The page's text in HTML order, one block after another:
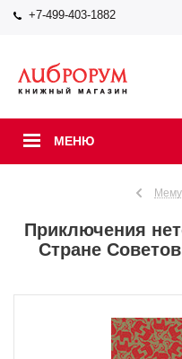
+7-499-403-1882
МЕНЮ
Приключения
Стране